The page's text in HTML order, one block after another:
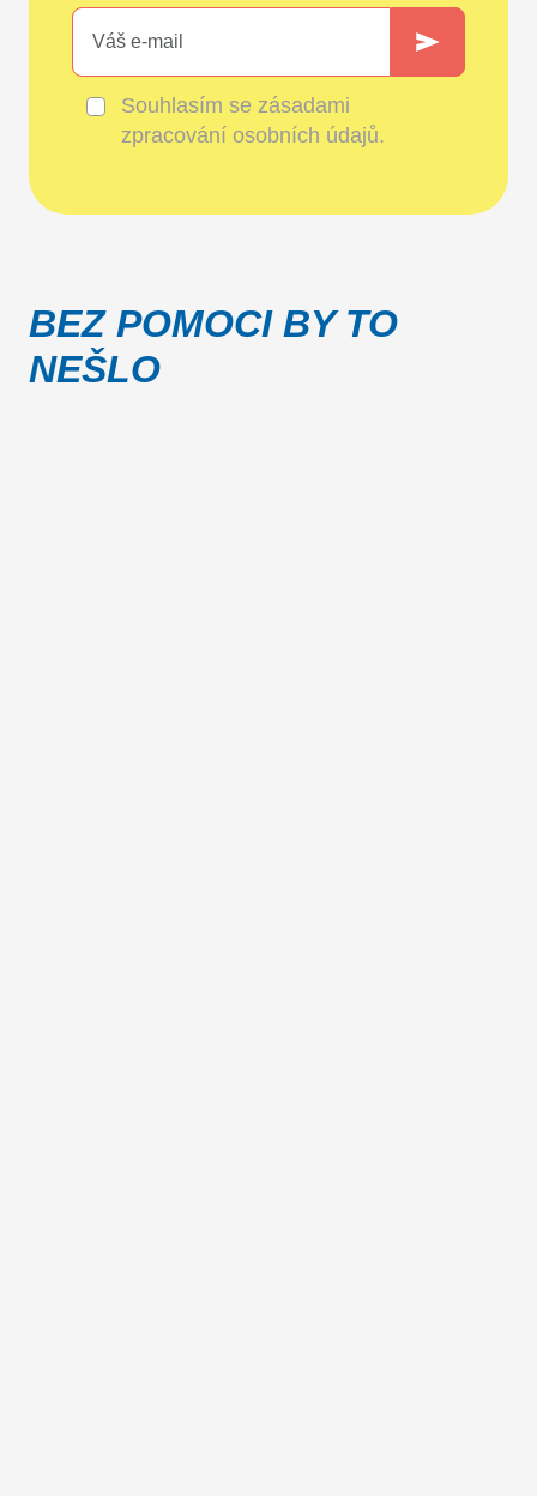
Souhlasím se zásadami
zpracování osobních údajů.
BEZ POMOCI BY TO
NEŠLO